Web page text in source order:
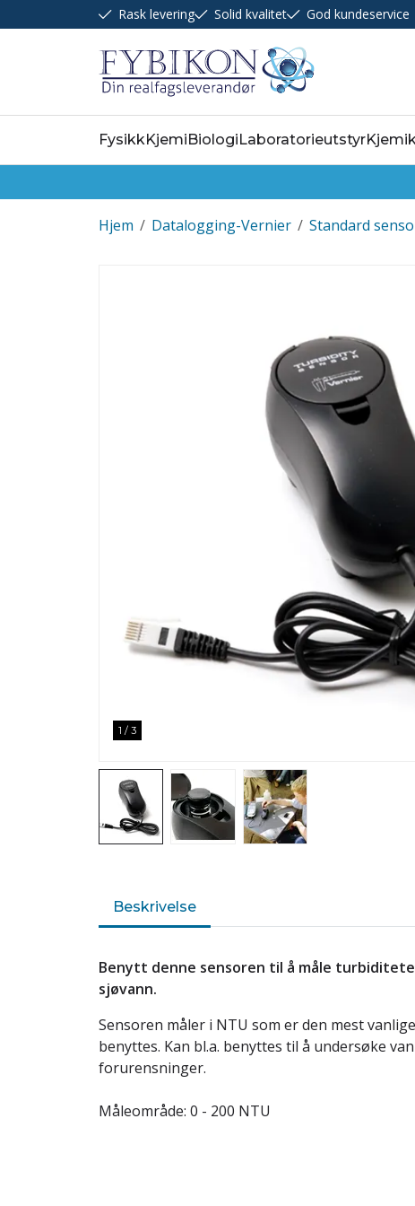
Rask levering Solid kvalitet God kundeservice
FysikkKjemiBiologiLaboratorieutstyr
/
Hjem /
Datalogging-Vernier Standard
1 / 3
Beskrivelse
Benytt denne sensoren til å måle
sjøvann.
Sensoren måler i NTU som er den mest
benyttes. Kan bl.a. benyttes til å undersøke
forurensninger.
Måleområde: 0 - 200 NTU